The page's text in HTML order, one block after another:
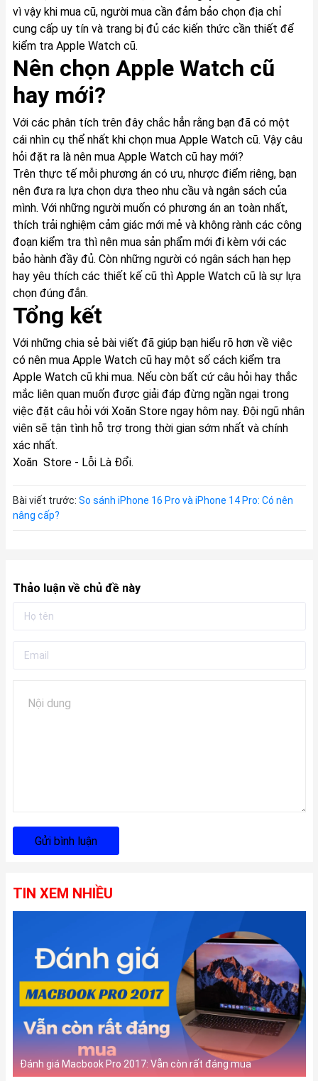
vì vậy khi mua cũ, người mua cần đảm bảo chọn địa chỉ
cung cấp uy tín và trang bị đủ các kiến thức cần thiết để
kiểm tra Apple Watch cũ.
Nên chọn Apple Watch cũ
hay mới?
Với các phân tích trên đây chắc hẳn rằng bạn đã có một
cái nhìn cụ thể nhất khi chọn mua Apple Watch cũ. Vậy câu
hỏi đặt ra là nên mua Apple Watch cũ hay mới?
Trên thực tế mỗi phương án có ưu, nhược điểm riêng, bạn
nên đưa ra lựa chọn dựa theo nhu cầu và ngân sách của
mình. Với những người muốn có phương án an toàn nhất,
thích trải nghiệm cảm giác mới mẻ và không rành các công
đoạn kiểm tra thì nên mua sản phẩm mới đi kèm với các
bảo hành đầy đủ. Còn những người có ngân sách hạn hẹp
hay yêu thích các thiết kế cũ thì Apple Watch cũ là sự lựa
chọn đúng đắn.
Tổng kết
Với những chia sẻ bài viết đã giúp bạn hiểu rõ hơn về việc
có nên mua Apple Watch cũ hay một số cách kiểm tra
Apple Watch cũkhi mua. Nếu còn bất cứ câu hỏi hay thắc
mắc liên quan muốn được giải đáp đừng ngần ngại trong
việc đặt câu hỏi với Xoăn Store ngay hôm nay. Đội ngũ nhân
viên sẽ tận tình hỗ trợ trong thời gian sớm nhất và chính
xác nhất.
Xoăn Store - Lỗi Là Đổi.
Bài viết trước: So sánh iPhone 16 Pro và iPhone 14 Pro: Có nên
nâng cấp?
Thảo luận về chủ đề này
Gửi bình luận
TIN XEM NHIỀU
Đánh giá Macbook Pro 2017: Vẫn còn rất đáng mua